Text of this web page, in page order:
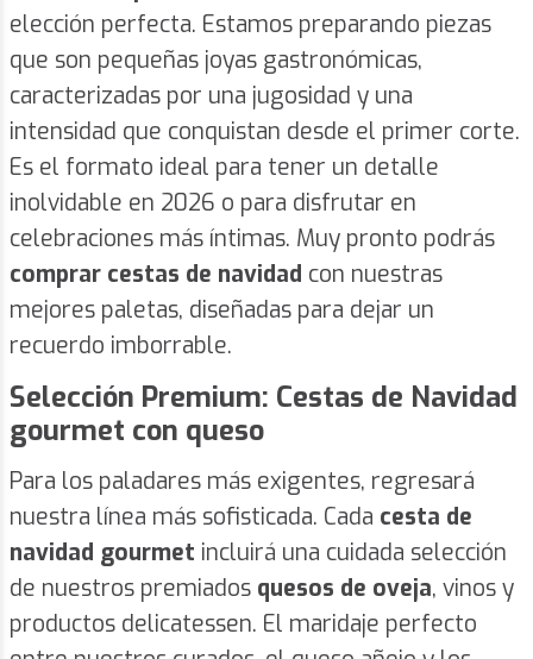
elección perfecta. Estamos preparando piezas
que son pequeñas joyas gastronómicas,
caracterizadas por una jugosidad y una
intensidad que conquistan desde el primer corte.
Es el formato ideal para tener un detalle
inolvidable en 2026 o para disfrutar en
celebraciones más íntimas. Muy pronto podrás
comprar cestas de navidad con nuestras
mejores paletas, diseñadas para dejar un
recuerdo imborrable.
Selección Premium: Cestas de Navidad
gourmet con queso
Para los paladares más exigentes, regresará
nuestra línea más sofisticada. Cada cesta de
navidad gourmet incluirá una cuidada selección
de nuestros premiados quesos de oveja, vinos y
productos delicatessen. El maridaje perfecto